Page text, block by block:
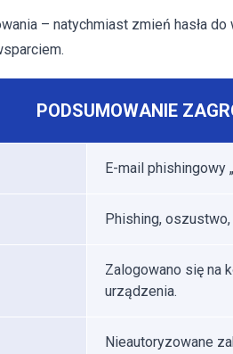
– natychmiast zmień hasła
PODSUMOWANIE
E-mail phishingowy
Phishing,
Zalogowano się na
urządzenia.
Nieautoryzowane